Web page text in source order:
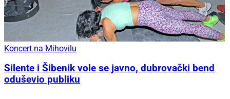
Koncert na Mihovilu
Silente i Šibenik vole se javno, dubrovački bend
oduševio publiku